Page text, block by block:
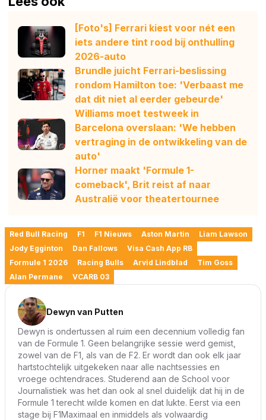
[Foto's] Ferrari kiest voor nét een
iets andere tint rood bij onthulling
2026-auto
Brundle juicht Ferrari-beslissing
rondom Hamilton toe: 'Verbaast me
dat dit niet al eerder gebeurde'
Williams moet testweek in
Barcelona overslaan: 'We hebben
vertraging in de ontwikkeling van de
auto'
Horner maakt 'Formule 1-
comeback', Brit reist af naar
Australië voor theatertournee
Red Bull Racing F1 F1 Nieuws Aston Martin
Liam Lawson
Jody Egginton
Dan Fallows
Visa Cash App RB
Formule 1 2026
Racing Bulls Arvid Lindblad
Tim Goss
Alan Permane
VCARB 03
Dewyn van Putten
Dewyn is ondertussen al ruim een decennium volledig fan
van de Formule 1. Geen belangrijke sessie werd gemist,
zowel van de F1, als van de F2. Er wordt dan ook elk jaar
hartstochtelijk uitgekeken naar alle nachtsessies en
vroege ochtendraces. Studerend aan de School voor
Journalistiek was het dan ook al snel duidelijk dat hij in de
Formule 1 terecht wilde komen en dat lukte. Eerst via een
stage bij F1Maximaal en inmiddels als volwaardig